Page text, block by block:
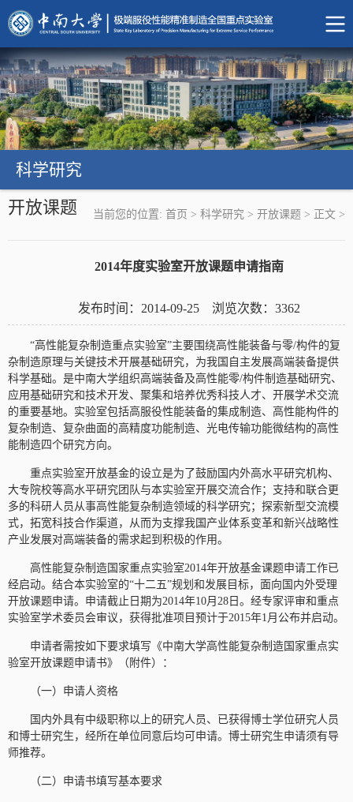
科学研究
开放课题 当前您的位置: 首页 > 科学研究 > 开放课题 > 正文 >
2014年度实验室开放课题申请指南
发布时间：2014-09-25 浏览次数： 3362
“高性能复杂制造重点实验室”主要围绕高性能装备与零/构件的复
杂制造原理与关键技术开展基础研究，为我国自主发展高端装备提供
科学基础。是中南大学组织高端装备及高性能零/构件制造基础研究、
应用基础研究和技术开发、聚集和培养优秀科技人才、开展学术交流
的重要基地。实验室包括高服役性能装备的集成制造、高性能构件的
复杂制造、复杂曲面的高精度功能制造、光电传输功能微结构的高性
能制造四个研究方向。
重点实验室开放基金的设立是为了鼓励国内外高水平研究机构、
大专院校等高水平研究团队与本实验室开展交流合作；支持和联合更
多的科研人员从事高性能复杂制造领域的科学研究；探索新型交流模
式，拓宽科技合作渠道，从而为支撑我国产业体系变革和新兴战略性
产业发展对高端装备的需求起到积极的作用。
高性能复杂制造国家重点实验室2014年开放基金课题申请工作已
经启动。结合本实验室的“十二五”规划和发展目标，面向国内外受理
开放课题申请。申请截止日期为2014年10月28日。经专家评审和重点
实验室学术委员会审议，获得批准项目预计于2015年1月公布并启动。
申请者需按如下要求填写《中南大学高性能复杂制造国家重点实
验室开放课题申请书》（附件）：
（一）申请人资格
国内外具有中级职称以上的研究人员、已获得博士学位研究人员
和博士研究生，经所在单位同意后均可申请。博士研究生申请须有导
师推荐。
（二）申请书填写基本要求